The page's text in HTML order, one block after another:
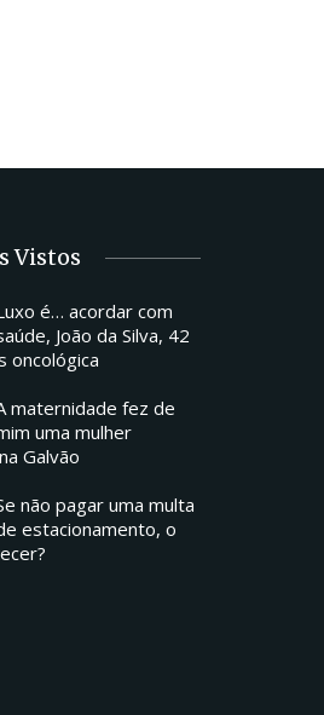
Vistos
é… acordar com
João da Silva, 42
oncológica
maternidade fez de
uma mulher
Galvão
não pagar uma multa
estacionamento, o